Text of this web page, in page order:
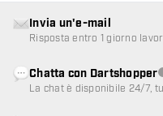
Invia un'e-mail
Risposta entro 1 giorno
Chatta con Dartshopper
La chat è disponibile 24/7,